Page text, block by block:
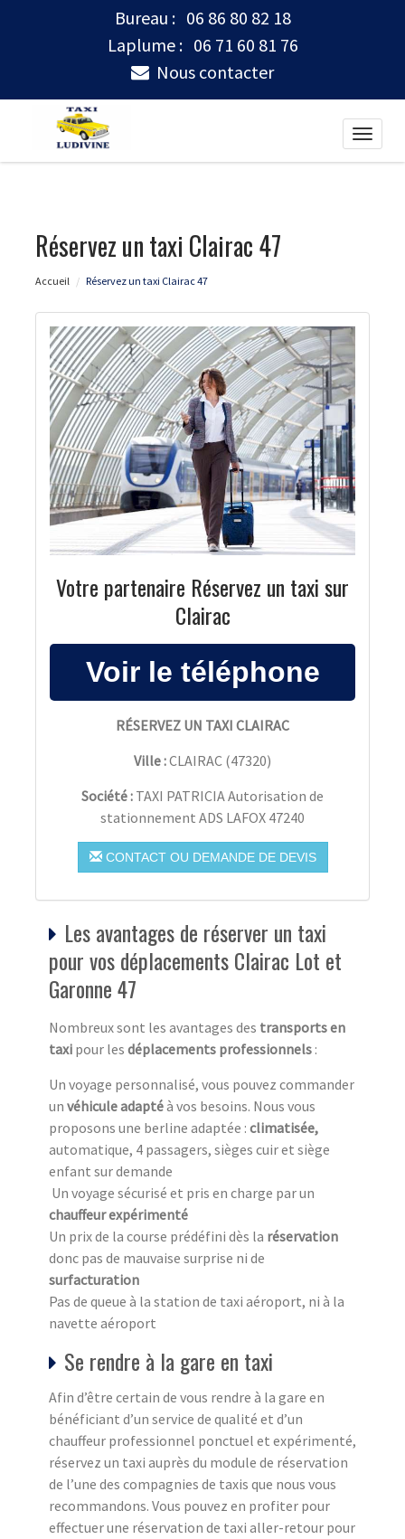
Bureau : 06 86 80 82 18
Laplume : 06 71 60 81 76
Nous contacter
Toggle
Réservez un taxi Clairac 47
Accueil Réservez un taxi Clairac 47
Votre partenaire Réservez un taxi sur
Clairac
RÉSERVEZ UN TAXI CLAIRAC
Ville :CLAIRAC (47320)
Société : TAXI PATRICIA Autorisation de
stationnement ADS LAFOX 47240
CONTACT OU DEMANDE DE DEVIS
Les avantages de réserver un taxi
pour vos déplacements Clairac Lot et
Garonne 47
Nombreux sont les avantages des transports en
taxi pour les déplacements professionnels :
Un voyage personnalisé, vous pouvez commander
un véhicule adaptéà vos besoins. Nous vous
proposons une berline adaptée : climatisée,
automatique, 4 passagers, sièges cuir et siège
enfant sur demande
Un voyage sécurisé et pris en charge par un
chauffeur expérimenté
Un prix de la course prédéfini dès la réservation
donc pas de mauvaise surprise ni de
surfacturation
Pas de queue à la station de taxi aéroport, ni à la
navette aéroport
Se rendre à la gare en taxi
Afin d’être certain de vous rendre à la gare en
bénéficiant d’un service de qualité et d’un
chauffeur professionnel ponctuel et expérimenté,
réservez un taxi auprès du module de réservation
de l’une des compagnies de taxis que nous vous
recommandons. Vous pouvez en profiter pour
effectuer une réservation de taxi aller-retour pour